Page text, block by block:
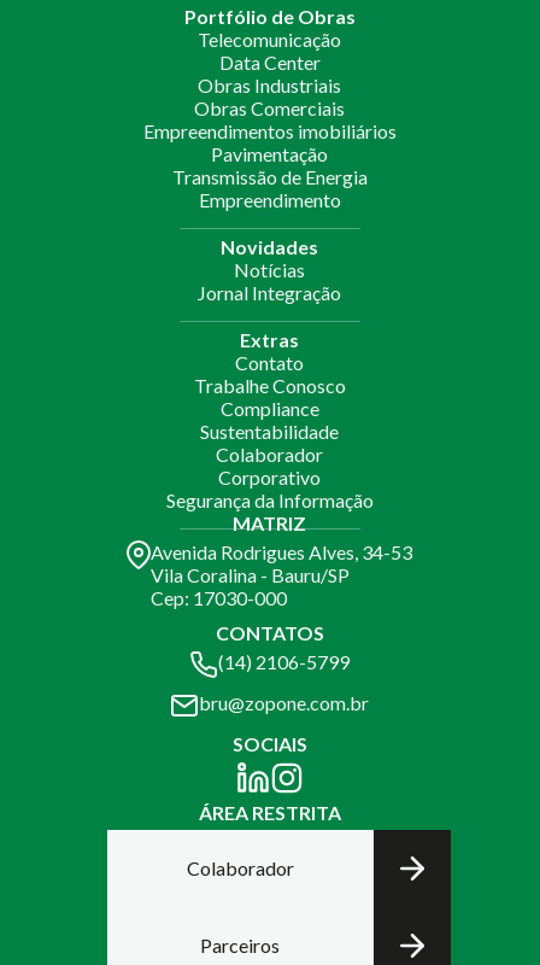
Portfólio de Obras
Telecomunicação
Data Center
Obras Industriais
Obras Comerciais
Empreendimentos imobiliários
Pavimentação
Transmissão de Energia
Empreendimento
Novidades
Notícias
Jornal Integração
Extras
Contato
Trabalhe Conosco
Compliance
Sustentabilidade
Colaborador
Corporativo
Segurança da Informação
MATRIZ
Avenida Rodrigues Alves, 34-53
Vila Coralina - Bauru/SP
Cep: 17030-000
CONTATOS
(14) 2106-5799
bru@zopone.com.br
SOCIAIS
ÁREA RESTRITA
Colaborador
Parceiros